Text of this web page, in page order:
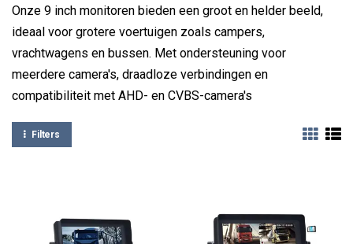
Onze 9 inch monitoren bieden een groot en helder beeld,
ideaal voor grotere voertuigen zoals campers,
vrachtwagens en bussen. Met ondersteuning voor
meerdere camera's, draadloze verbindingen en
compatibiliteit met AHD- en CVBS-camera's
Filters